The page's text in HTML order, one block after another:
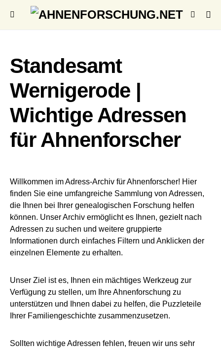
Standesamt
Wernigerode |
Wichtige Adressen
für Ahnenforscher
Willkommen im Adress-Archiv für Ahnenforscher! Hier
finden Sie eine umfangreiche Sammlung von Adressen,
die Ihnen bei Ihrer genealogischen Forschung helfen
können. Unser Archiv ermöglicht es Ihnen, gezielt nach
Adressen zu suchen und weitere gruppierte
Informationen durch einfaches Filtern und Anklicken der
einzelnen Elemente zu erhalten.
Unser Ziel ist es, Ihnen ein mächtiges Werkzeug zur
Verfügung zu stellen, um Ihre Ahnenforschung zu
unterstützen und Ihnen dabei zu helfen, die Puzzleteile
Ihrer Familiengeschichte zusammenzusetzen.
Sollten wichtige Adressen fehlen, freuen wir uns sehr